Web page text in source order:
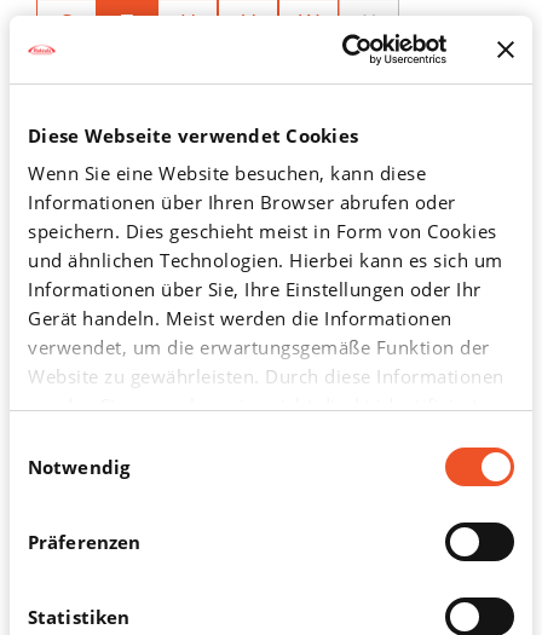
Diese Webseite verwendet Cookies
Wenn Sie eine Website besuchen, kann diese
Informationen über Ihren Browser abrufen oder
speichern. Dies geschieht meist in Form von Cookies
und ähnlichen Technologien. Hierbei kann es sich um
Informationen über Sie, Ihre Einstellungen oder Ihr
Gerät handeln. Meist werden die Informationen
verwendet, um die erwartungsgemäße Funktion der
Website zu gewährleisten. Durch diese Informationen
werden Sie normalerweise nicht direkt identifiziert.
Erlebnis geboten werden. Da wir Ihr Recht auf
entscheiden, bestimmte Arten von Cookies nicht
zulassen. Klicken Sie in der Cookie-Liste auf die
erfahren und unsere Standardeinstellungen zu ändern.
Notwendig
Präferenzen
Statistiken
Transurethrale
Nadelablation (TUNA)
Wörtlich: Abtragung (Ablation) von Prostatagewebe
mittels Nadel durch die Harnröhre hindurch
(transurethral).
Gemeint ist eine Radiofrequenzablation (RFA), also
Radiofrequenzwellen (Hochfrequenzwellen) über
Die TUNA ist ein Verfahren zur Behandlung
S
T U V W
X
<
0 1 2 3 4 5 6 7 8